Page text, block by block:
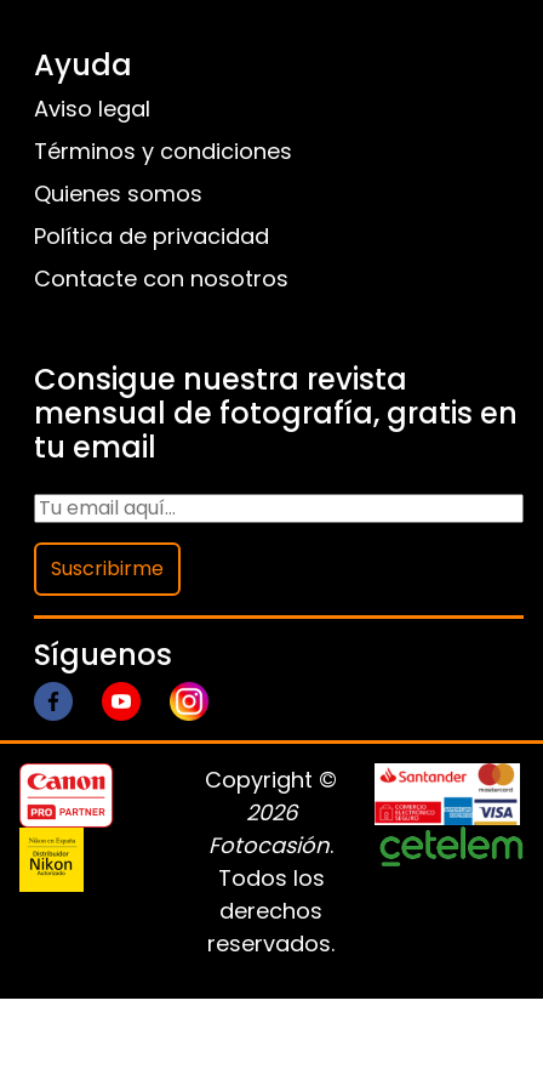
Ayuda
Aviso legal
Términos y condiciones
Quienes somos
Política de privacidad
Contacte con nosotros
Consigue nuestra revista
mensual de fotografía, gratis en
tu email
Suscribirme
Síguenos
Copyright ©
2026
Fotocasión.
Todos los
derechos
reservados.